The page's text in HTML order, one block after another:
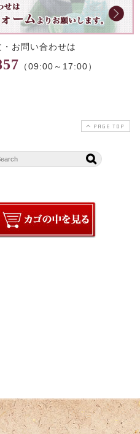
お問い合わせは
（09:00～17:00）
PAGE TOP